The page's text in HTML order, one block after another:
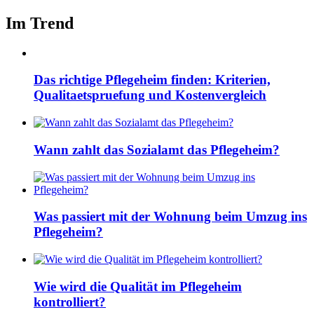
Im Trend
Das richtige Pflegeheim finden: Kriterien,
Qualitaetspruefung und Kostenvergleich
Wann zahlt das Sozialamt das Pflegeheim?
Was passiert mit der Wohnung beim Umzug ins
Pflegeheim?
Wie wird die Qualität im Pflegeheim
kontrolliert?